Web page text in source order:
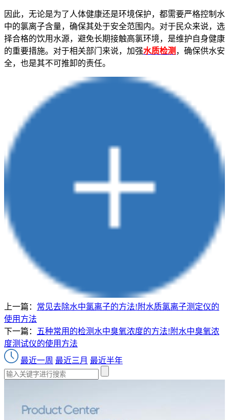
因此，无论是为了人体健康还是环境保护，都需要严格控制水
中的氯离子含量，确保其处于安全范围内。对于民众来说，选
择合格的饮用水源，避免长期接触高氯环境，是维护自身健康
的重要措施。对于相关部门来说，加强水质检测 ，确保供水安
全，也是其不可推卸的责任。
上一篇： 常见去除水中氯离子的方法!附水质氯离子测定仪的
使用方法
下一篇：
五种常用的检测水中臭氧浓度的方法!附水中臭氧浓
度测试仪的使用方法
最近一周 最近三月 最近半年